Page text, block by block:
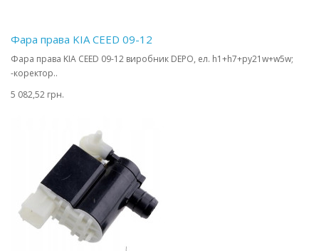
Фара права KIA CEED 09-12
Фара права KIA CEED 09-12 виробник DEPO, ел. h1+h7+py21w+w5w;
-коректор..
5 082,52 грн.